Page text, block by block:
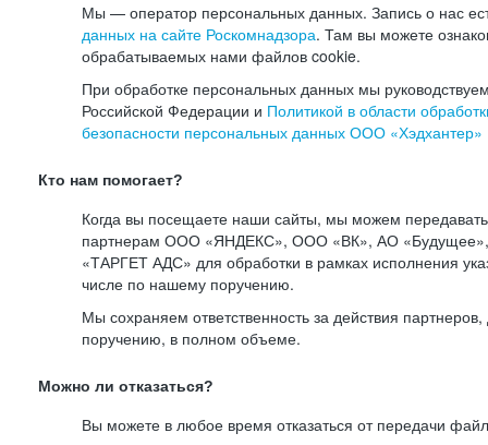
Мы — оператор персональных данных. Запись о нас
данных на сайте Роскомнадзора. Там вы можете
обрабатываемых нами файлов cookie.
При обработке персональных данных мы
Российской Федерации и Политикой в области
безопасности персональных данных ООО «Хэдхантер»
Кто нам помогает?
Когда вы посещаете наши сайты, мы можем
партнерам ООО «ЯНДЕКС», ООО «ВК», АО
«ТАРГЕТ АДС» для обработки в рамках исполнения
числе по нашему поручению.
Мы сохраняем ответственность за действия
поручению, в полном объеме.
Можно ли отказаться?
Вы можете в любое время отказаться от передачи